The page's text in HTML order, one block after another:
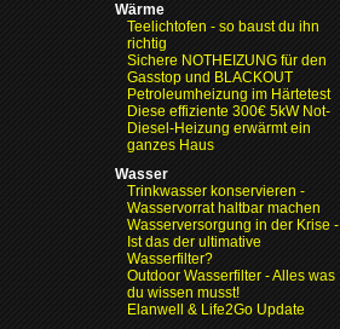
Wärme
Teelichtofen - so baust du ihn
richtig
Sichere NOTHEIZUNG für den
Gasstop und BLACKOUT
Petroleumheizung im Härtetest
Diese effiziente 300€ 5kW Not-
Diesel-Heizung erwärmt ein
ganzes Haus
Wasser
Trinkwasser konservieren -
Wasservorrat haltbar machen
Wasserversorgung in der Krise -
Ist das der ultimative
Wasserfilter?
Outdoor Wasserfilter - Alles was
du wissen musst!
Elanwell & Life2Go Update